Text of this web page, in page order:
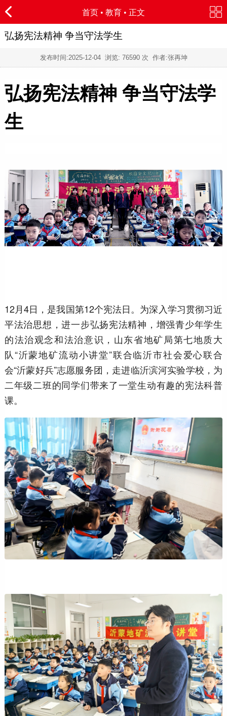
首页 • 教育 • 正文
弘扬宪法精神 争当守法学生
发布时间:2025-12-04浏览: 76590 次 作者:张再坤
弘扬宪法精神 争当守法学
生
12月4日，是我国第12个宪法日。为深入学习贯彻习近
平法治思想，进一步弘扬宪法精神，增强青少年学生
的法治观念和法治意识，山东省地矿局第七地质大
队“沂蒙地矿流动小讲堂”联合临沂市社会爱心联合
会“沂蒙好兵”志愿服务团，走进临沂滨河实验学校，为
二年级二班的同学们带来了一堂生动有趣的宪法科普
课。